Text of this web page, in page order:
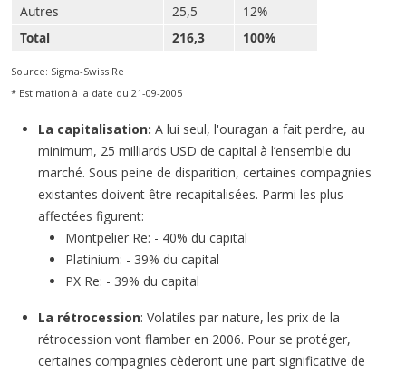
Autres 25,5
12%
Total
216,3 100%
Source: Sigma-Swiss Re
* Estimation à la date du 21-09-2005
La capitalisation: A lui seul, l'ouragan a fait perdre, au
minimum, 25 milliards USD de capital à l’ensemble du
marché. Sous peine de disparition, certaines compagnies
existantes doivent être recapitalisées. Parmi les plus
affectées figurent:
Montpelier Re: - 40% du capital
Platinium: - 39% du capital
PX Re: - 39% du capital
La rétrocession: Volatiles par nature, les prix de la
rétrocession vont flamber en 2006. Pour se protéger,
certaines compagnies cèderont une part significative de